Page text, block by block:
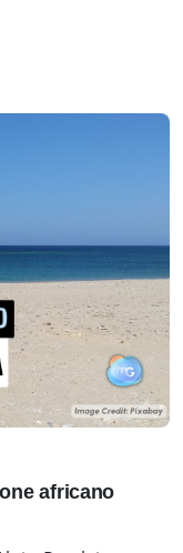
africano